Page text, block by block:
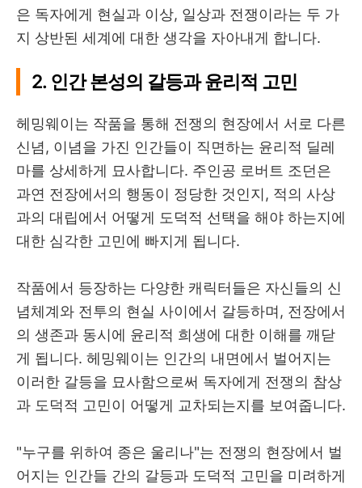
은 독자에게 현실과 이상, 일상과 전쟁이라는 두 가
지 상반된 세계에 대한 생각을 자아내게 합니다.
2. 인간 본성의 갈등과 윤리적 고민
헤밍웨이는 작품을 통해 전쟁의 현장에서 서로 다른
신념, 이념을 가진 인간들이 직면하는 윤리적 딜레
마를 상세하게 묘사합니다. 주인공 로버트 조던은
과연 전장에서의 행동이 정당한 것인지, 적의 사상
과의 대립에서 어떻게 도덕적 선택을 해야 하는지에
대한 심각한 고민에 빠지게 됩니다.
작품에서 등장하는 다양한 캐릭터들은 자신들의 신
념체계와 전투의 현실 사이에서 갈등하며, 전장에서
의 생존과 동시에 윤리적 희생에 대한 이해를 깨닫
게 됩니다. 헤밍웨이는 인간의 내면에서 벌어지는
이러한 갈등을 묘사함으로써 독자에게 전쟁의 참상
과 도덕적 고민이 어떻게 교차되는지를 보여줍니다.
"누구를 위하여 종은 울리나"는 전쟁의 현장에서 벌
어지는 인간들 간의 갈등과 도덕적 고민을 미려하게